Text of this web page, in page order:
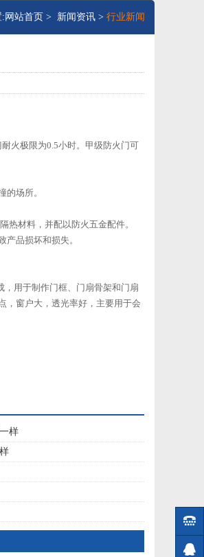
:网站首页 > 新闻资讯 > 行业新闻
火极限为0.5小时。甲级防火门可
场所。
材料，并配以防火五金配件。
品损坏和损失。
用于制作门框、门扇骨架和门扇
，窗户大，透光率好，主要用于会
样